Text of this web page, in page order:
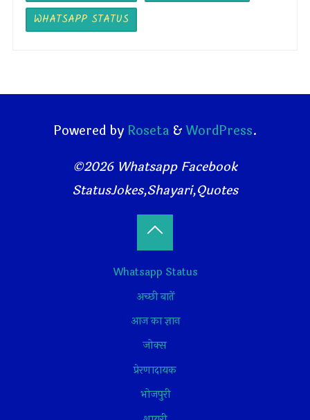
WHATSAPP STATUS
Powered byRoseta & WordPress.
©2026 Whatsapp Facebook
StatusJokes,Shayari,Quotes
Whatsapp Status
अच्छी बातें
आज का ज्ञान
जोक्स
प्रेरणादायक
भोजपुरी
Back
to
Top